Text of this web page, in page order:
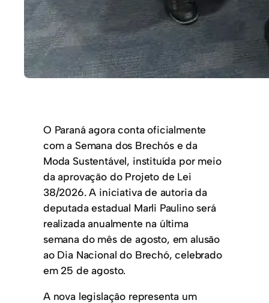
O Paraná agora conta oficialmente
com a Semana dos Brechós e da
Moda Sustentável, instituída por meio
da aprovação do Projeto de Lei
38/2026. A iniciativa de autoria da
deputada estadual Marli Paulino será
realizada anualmente na última
semana do mês de agosto, em alusão
ao Dia Nacional do Brechó, celebrado
em 25 de agosto.
A nova legislação representa um